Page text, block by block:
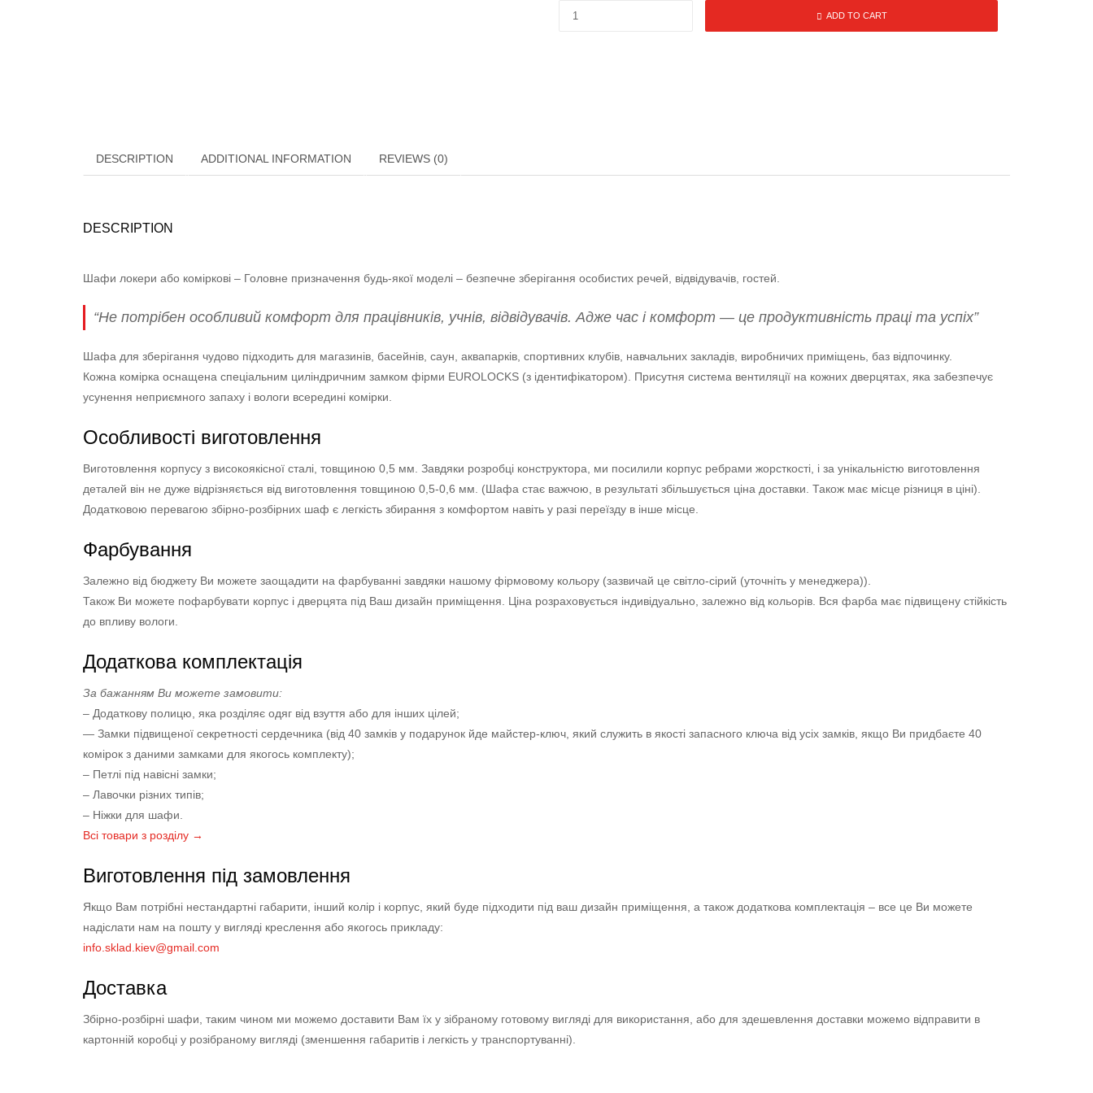
ADD TO CART
DESCRIPTION ADDITIONAL INFORMATION REVIEWS (0)
DESCRIPTION
Шафи локери або коміркові – Головне призначення будь-якої моделі – безпечне зберігання особистих речей, відвідувачів, гостей.
“Не потрібен особливий комфорт для працівників, учнів, відвідувачів. Адже час і комфорт — це продуктивність праці та успіх”
Шафа для зберігання чудово підходить для магазинів, басейнів, саун, аквапарків, спортивних клубів, навчальних закладів, виробничих приміщень, баз відпочинку.
Кожна комірка оснащена спеціальним циліндричним замком фірми EUROLOCKS (з ідентифікатором). Присутня система вентиляції на кожних дверцятах, яка забезпечує
усунення неприємного запаху і вологи всередині комірки.
Особливості виготовлення
Виготовлення корпусу з високоякісної сталі, товщиною 0,5 мм. Завдяки розробці конструктора, ми посилили корпус ребрами жорсткості, і за унікальністю виготовлення
деталей він не дуже відрізняється від виготовлення товщиною 0,5-0,6 мм. (Шафа стає важчою, в результаті збільшується ціна доставки. Також має місце різниця в ціні).
Додатковою перевагою збірно-розбірних шаф є легкість збирання з комфортом навіть у разі переїзду в інше місце.
Фарбування
Залежно від бюджету Ви можете заощадити на фарбуванні завдяки нашому фірмовому кольору (зазвичай це світло-сірий (уточніть у менеджера)).
Також Ви можете пофарбувати корпус і дверцята під Ваш дизайн приміщення. Ціна розраховується індивідуально, залежно від кольорів. Вся фарба має підвищену стійкість
до впливу вологи.
Додаткова комплектація
За бажанням Ви можете замовити:
– Додаткову полицю, яка розділяє одяг від взуття або для інших цілей;
— Замки підвищеної секретності сердечника (від 40 замків у подарунок йде майстер-ключ, який служить в якості запасного ключа від усіх замків, якщо Ви придбаєте 40
комірок з даними замками для якогось комплекту);
– Петлі під навісні замки;
– Лавочки різних типів;
– Ніжки для шафи.
Всі товари з розділу →
Виготовлення під замовлення
Якщо Вам потрібні нестандартні габарити, інший колір і корпус, який буде підходити під ваш дизайн приміщення, а також додаткова комплектація – все це Ви можете
надіслати нам на пошту у вигляді креслення або якогось прикладу:
info.sklad.kiev@gmail.com
Доставка
Збірно-розбірні шафи, таким чином ми можемо доставити Вам їх у зібраному готовому вигляді для використання, або для здешевлення доставки можемо відправити в
картонній коробці у розібраному вигляді (зменшення габаритів і легкість у транспортуванні).